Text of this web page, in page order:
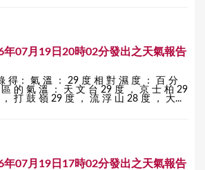
年07月19日20時02分發出之天氣報告
得： 氣 溫 ： 29 度 相 對 濕 度 ： 百 分
的 氣 溫 ： 天 文 台 29 度 ， 京 士 柏 29
打 鼓 嶺 29 度 ， 流 浮 山 28 度 ， 大...
年07月19日17時02分發出之天氣報告